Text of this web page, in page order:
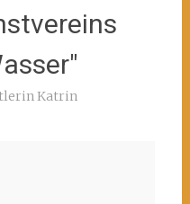
Katrin